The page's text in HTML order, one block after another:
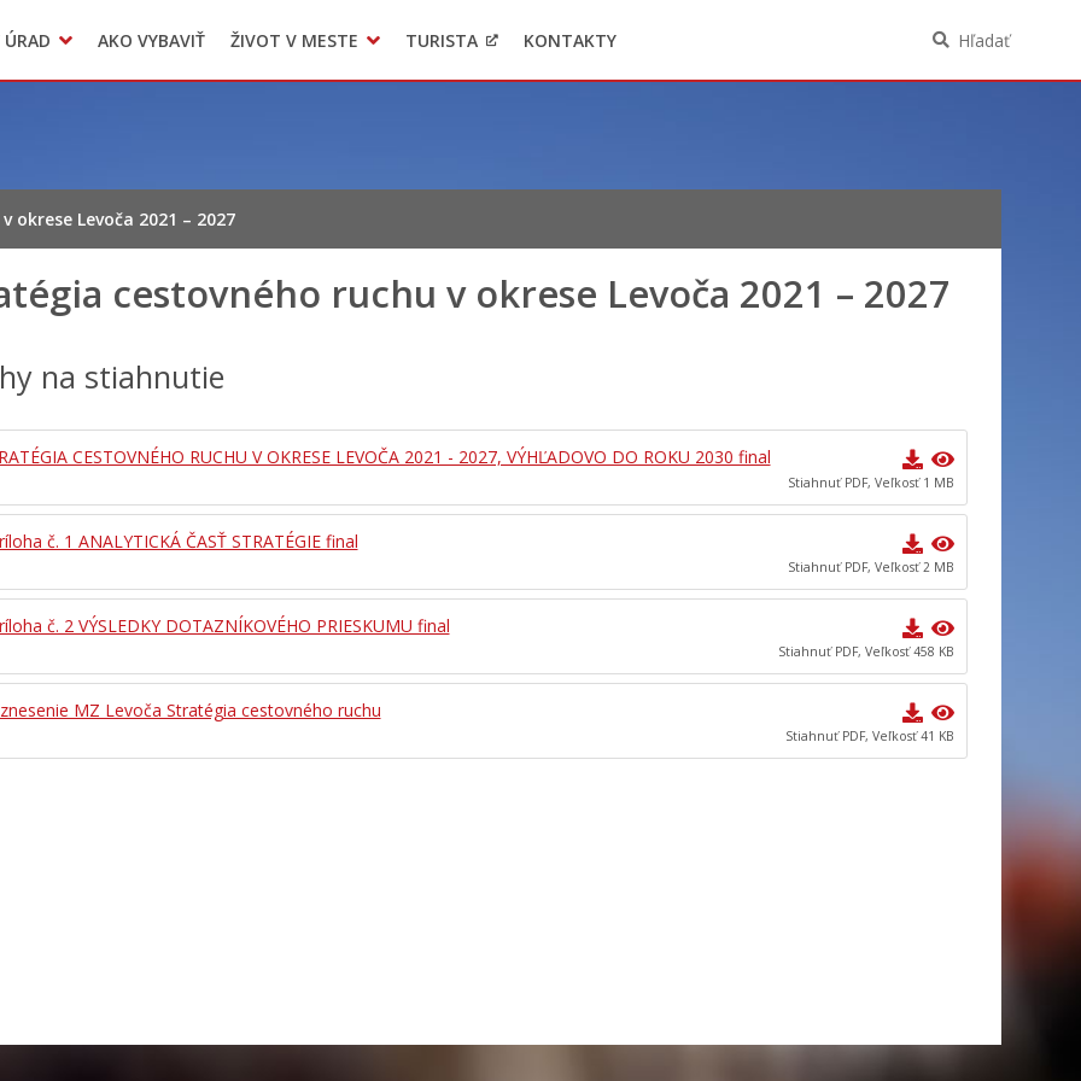
Transparentné mesto
majetkových pomerov verejného funkcionára
Voľba hlavného kontrolóra mesta Levoča
AKO VYBAVIŤ ŽIVOT V MESTE
LIMKA
TURISTA KONTAKTY Hľadať
Levoča 2021 – 2027
cestovného ruchu v okrese Levoča 2021 – 2027
na stiahnutie
CESTOVNÉHO RUCHU V OKRESE LEVOČA 2021 - 2027, VÝHĽADOVO DO ROKU 2030 final
Stiahnuť PDF, Veľkosť 1 MB
č. 1 ANALYTICKÁ ČASŤ STRATÉGIE final
Stiahnuť PDF, Veľkosť 2 MB
č. 2 VÝSLEDKY DOTAZNÍKOVÉHO PRIESKUMU final
Stiahnuť PDF, Veľkosť 458 KB
MZ Levoča Stratégia cestovného ruchu
Stiahnuť PDF, Veľkosť 41 KB